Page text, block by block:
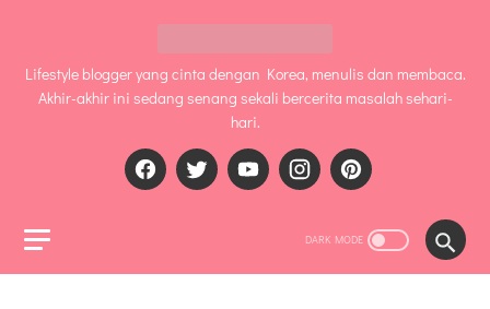
Lifestyle blogger yang cinta dengan Korea, menulis dan membaca.
Akhir-akhir ini sedang senang sekali bercerita masalah sehari-
hari.